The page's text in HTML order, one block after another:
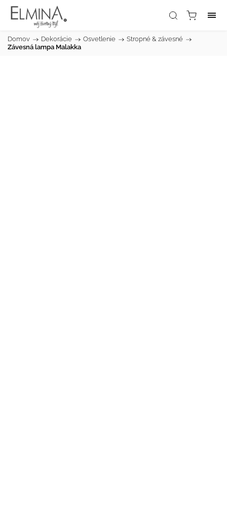
Domov / Dekorácie / Osvetlenie / Stropné & závesné /
Závesná lampa Malakka